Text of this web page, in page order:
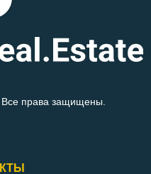
права защищены.